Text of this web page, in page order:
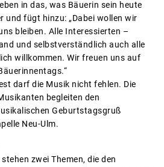
in das, was Bäuerin sein heute
und fügt hinzu: „Dabei wollen wir
bleiben. Alle Interessierten –
und selbstverständlich auch alle
willkommen. Wir freuen uns auf
darf die Musik nicht fehlen. Die
begleiten den
Geburtstagsgruß
Neu-Ulm.
zwei Themen, die den